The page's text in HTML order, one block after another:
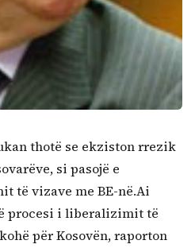
thotë se ekziston rrezik
si pasojë e
të vizave me BE-në.Ai
procesi i liberalizimit të
për Kosovën, raporton